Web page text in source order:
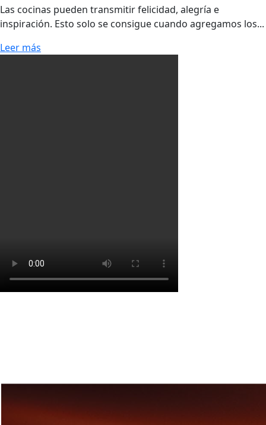
Las cocinas pueden transmitir felicidad, alegría e
inspiración. Esto solo se consigue cuando agregamos los...
Leer más